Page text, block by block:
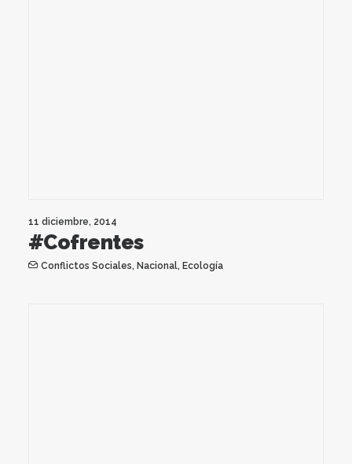
11 diciembre, 2014
#Cofrentes
Conflictos Sociales, Nacional, Ecología